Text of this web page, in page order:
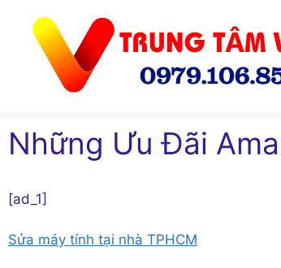
Những Ưu Đãi
[ad_1]
Sửa máy tính tại nhà TPHCM